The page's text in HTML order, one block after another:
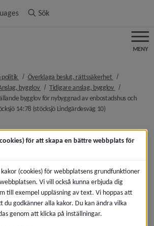
Sök
MENY
politik nivå i brödsmulenavigeringen
Överklaga beslut, rättssäkerhet nivå i
i brödsmulenavigeringen
bygglov nivå i brödsmulenavigeringen
Tidigare anslag, bygglov nivå i
bygglov för nybyggnad av enbostadshus och
14:78 (stöcksjö Lindgärdesväg 10)nivå i
om beslut
för
av enbostadshus
(stöcksjö
för att skapa en bättre webbplats för
kakor (cookies) för webbplatsens grundfunktioner
Vi vill också kunna erbjuda dig
till exempel uppläsning av text. Vi hoppas att
du godkänner alla kakor. Du kan ändra vilka
genom att klicka på inställningar.